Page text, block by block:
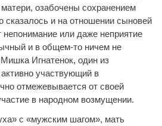
озабочены сохранением
сказалось и на отношении сыновей
или даже неприятие
и в общем-то ничем не
Игнатенок, один из
участвующий в
отмежевывается от своей
в народном возмущении.
с «мужским шагом», мать